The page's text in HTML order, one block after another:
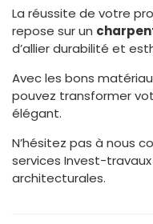
La réussite de votre
repose sur un
d’allier durabilité et
Avec les bons
pouvez transformer
élégant.
N’hésitez pas à nous
services Invest-
architecturales.